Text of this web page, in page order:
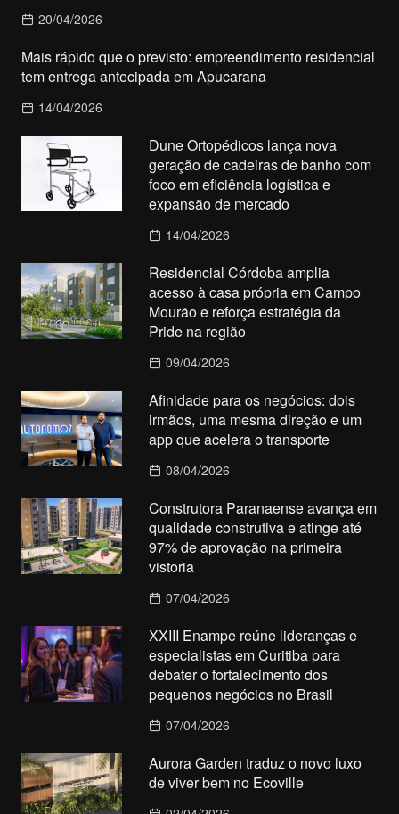
20/04/2026
Mais rápido que o previsto: empreendimento residencial
tem entrega antecipada em Apucarana
14/04/2026
Dune Ortopédicos lança nova
geração de cadeiras de banho com
foco em eficiência logística e
expansão de mercado
14/04/2026
Residencial Córdoba amplia
acesso à casa própria em Campo
Mourão e reforça estratégia da
Pride na região
09/04/2026
Afinidade para os negócios: dois
irmãos, uma mesma direção e um
app que acelera o transporte
08/04/2026
Construtora Paranaense avança em
qualidade construtiva e atinge até
97% de aprovação na primeira
vistoria
07/04/2026
XXIII Enampe reúne lideranças e
especialistas em Curitiba para
debater o fortalecimento dos
pequenos negócios no Brasil
07/04/2026
Aurora Garden traduz o novo luxo
de viver bem no Ecoville